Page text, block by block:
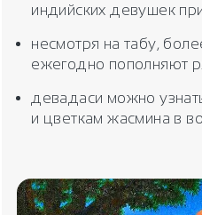
индийских девушек
несмотря на табу,
ежегодно пополняют
девадаси можно
и цветкам жасмина в